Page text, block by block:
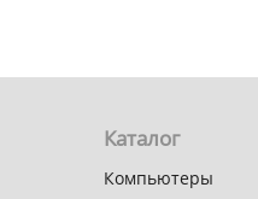
Каталог
Компьютеры